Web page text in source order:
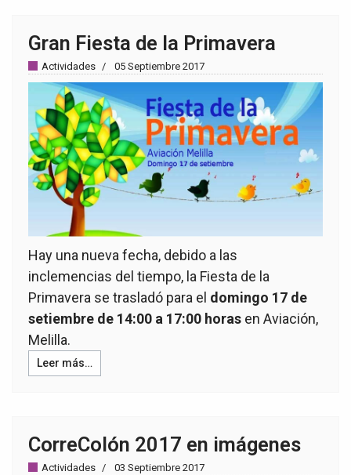
Gran Fiesta de la Primavera
Actividades 05 Septiembre 2017
Hay una nueva fecha, debido a las
inclemencias del tiempo, la Fiesta de la
Primavera se trasladó para el domingo 17 de
setiembre de 14:00 a 17:00 horas en Aviación,
Melilla.
Leer más…
CorreColón 2017 en imágenes
Actividades 03 Septiembre 2017